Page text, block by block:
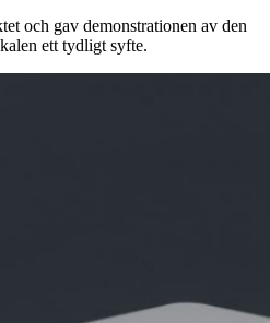
och gav demonstrationen av den
ett tydligt syfte.